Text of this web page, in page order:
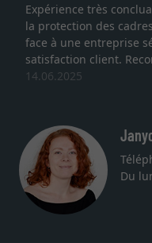
Expérience très
la protection des
face à une entreprise
satisfaction client.
14.06.2025
Du